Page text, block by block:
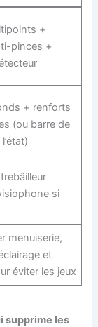
+
pinces +
+ renforts
(ou barre de
si
menuiserie,
et
éviter les jeux
supprime les